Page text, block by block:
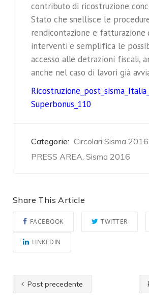
contributo di ricostruzione
Stato che snellisce le
rendicontazione e fatturazione
interventi e semplifica le
accesso alle detrazioni fiscali,
anche nel caso di lavori già
Superbonus_110
Categorie: Circolari Sisma 2016,
PRESS AREA, Sisma 2016
Share This Article
FACEBOOK TWITTER
LINKEDIN
Post precedente